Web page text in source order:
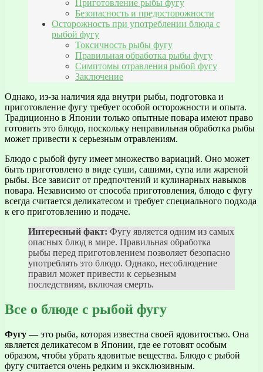
Приготовление рыбы фугу
Безопасность и предосторожности
Осторожность при употреблении блюда с
рыбой фугу
Токсичность рыбы фугу
Правильная обработка рыбы фугу
Симптомы отравления рыбой фугу
Заключение
Однако, из-за наличия яда внутри рыбы, подготовка и
приготовление фугу требует особой осторожности и опыта.
Традиционно в Японии только опытные повара имеют право
готовить это блюдо, поскольку неправильная обработка рыбы
может привести к серьезным отравлениям.
Блюдо с рыбой фугу имеет множество вариаций. Оно может
быть приготовлено в виде суши, сашими, супа или жареной
рыбы. Все зависит от предпочтений и кулинарных навыков
повара. Независимо от способа приготовления, блюдо с фугу
всегда считается деликатесом и требует специального подхода
к его приготовлению и подаче.
Интересный факт: Фугу является одним из самых
опасных блюд в мире. Правильная обработка
рыбы перед приготовлением позволяет безопасно
употреблять это блюдо. Однако, несоблюдение
правил может привести к серьезным
последствиям, включая смерть.
Все о блюде с рыбой фугу
Фугу — это рыба, которая известна своей ядовитостью. Она
является деликатесом в Японии, где ее готовят особым
образом, чтобы убрать ядовитые вещества. Блюдо с рыбой
фугу считается очень редким и эксклюзивным.